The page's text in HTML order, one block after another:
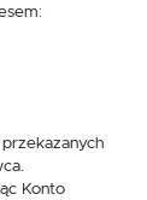
Konto